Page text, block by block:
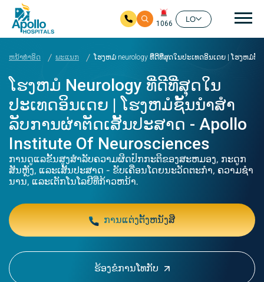
ຊີ້ນໍ
1066
LO
ຫນ້າທໍາອິດ ພະແນກ ໂຮງຫມໍ neurology ທີ່ດີທີ່ສຸດໃນປະເທດອິນເດຍ | ໂຮງຫມໍຊັ້ນ
ໂຮງຫມໍ Neurology ທີ່ດີທີ່ສຸດໃນ
ປະເທດອິນເດຍ | ໂຮງຫມໍຊັ້ນນໍາສໍາ
ລັບການຜ່າຕັດເສັ້ນປະສາດ - Apollo
Institute Of Neurosciences
ການດູແລຂັ້ນສູງສໍາລັບຄວາມຜິດປົກກະຕິຂອງສະຫມອງ, ກະດູກ
ສັນຫຼັງ, ແລະເສັ້ນປະສາດ - ຂັບເຄື່ອນໂດຍນະວັດຕະກໍາ, ຄວາມຊໍາ
ນານ, ແລະເຕັກໂນໂລຢີທີ່ກ້າວຫນ້າ.
ການແຕ່ງຕັ້ງຫນັງສື
ຮ້ອງຂໍການໂທກັບ